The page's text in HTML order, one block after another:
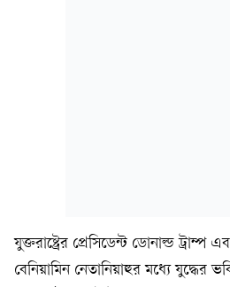
যুক্তরাষ্ট্রের প্রেসিডেন্ট ডোনাল্ড ট্রাম্প
বেনিয়ামিন নেতানিয়াহুর মধ্যে যুদ্ধের